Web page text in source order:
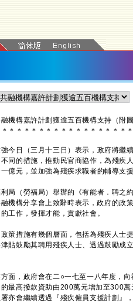
機構嘉許計劃獲逾五百機構支持（附圖
＊ ＊ ＊ ＊ ＊ ＊ ＊ ＊ ＊ ＊ ＊ ＊ ＊ ＊ ＊ ＊ ＊ ＊
日（三月十三日）表示，政府將繼
同的措施，推動民官商協作，為殘疾
億元，並加強為殘疾求職者的輔導支援
（勞福局）舉辦的《有能者．聘之約
機構分享會上致辭時表示，政府的政
工作，發揮才能，貢獻社會。
措施有幾個層面，包括為殘疾人士
貼鼓勵其聘用殘疾人士、透過鼓勵成
，政府會在二○一七至一八年度，向
最高撥款資助由200萬元增加至300
亦會繼續透過『殘疾僱員支援計劃』